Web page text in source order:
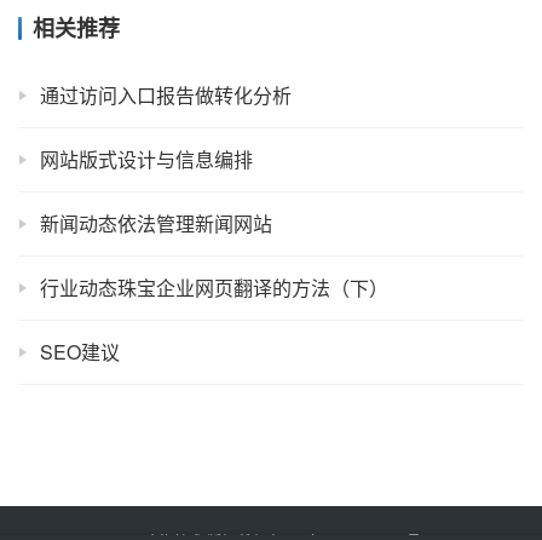
相关推荐
通过访问入口报告做转化分析
网站版式设计与信息编排
新闻动态依法管理新闻网站
行业动态珠宝企业网页翻译的方法（下）
SEO建议